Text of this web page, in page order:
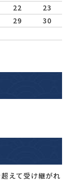
22
23
29
30
えて受け継がれ